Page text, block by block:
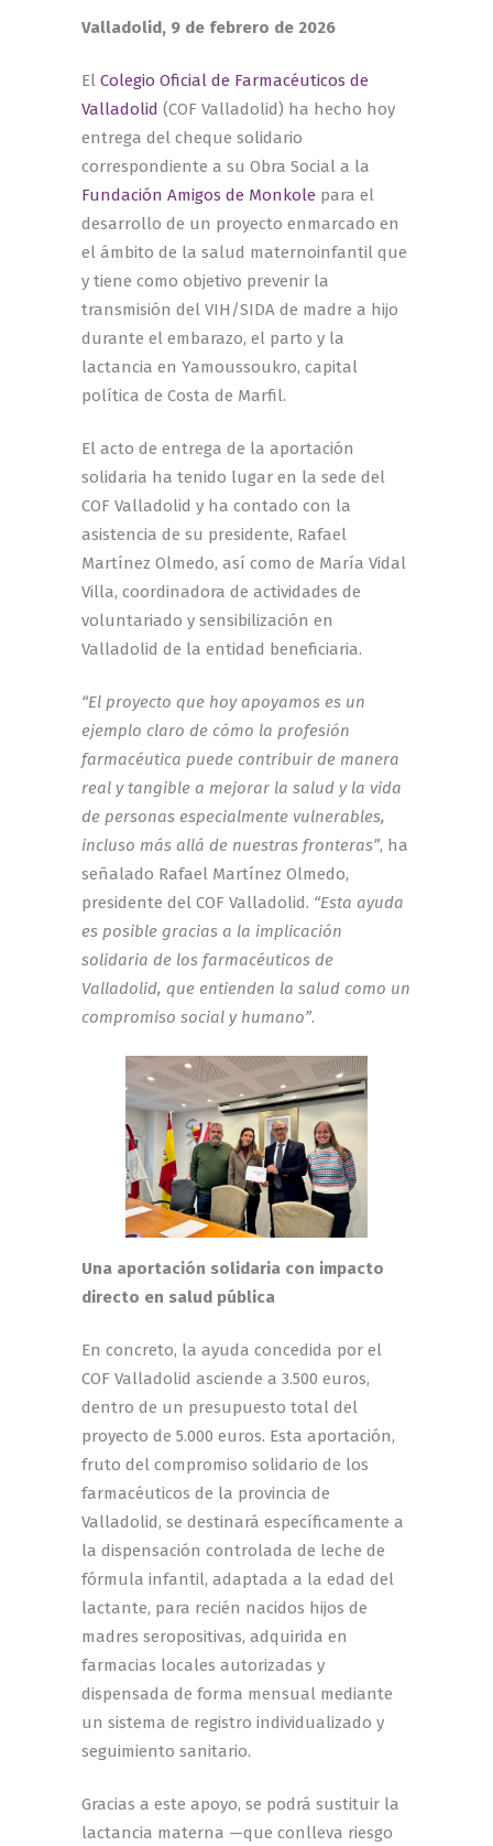
Valladolid, 9 de febrero de 2026
El Colegio Oficial de Farmacéuticos de
Valladolid (COF Valladolid) ha hecho hoy
entrega del cheque solidario
correspondiente a su Obra Social a la
Fundación Amigos de Monkole para el
desarrollo de un proyecto enmarcado en
el ámbito de la salud maternoinfantil que
y tiene como objetivo prevenir la
transmisión del VIH/SIDA de madre a hijo
durante el embarazo, el parto y la
lactancia en Yamoussoukro, capital
política de Costa de Marfil.
El acto de entrega de la aportación
solidaria ha tenido lugar en la sede del
COF Valladolid y ha contado con la
asistencia de su presidente, Rafael
Martínez Olmedo, así como de María Vidal
Villa, coordinadora de actividades de
voluntariado y sensibilización en
Valladolid de la entidad beneficiaria.
“El proyecto que hoy apoyamos es un
ejemplo claro de cómo la profesión
farmacéutica puede contribuir de manera
real y tangible a mejorar la salud y la vida
de personas especialmente vulnerables,
incluso más allá de nuestras fronteras”, ha
señalado Rafael Martínez Olmedo,
presidente del COF Valladolid. “Esta ayuda
es posible gracias a la implicación
solidaria de los farmacéuticos de
Valladolid, que entienden la salud como un
compromiso social y humano”.
Una aportación solidaria con impacto
directo en salud pública
En concreto, la ayuda concedida por el
COF Valladolid asciende a 3.500 euros,
dentro de un presupuesto total del
proyecto de 5.000 euros. Esta aportación,
fruto del compromiso solidario de los
farmacéuticos de la provincia de
Valladolid, se destinará específicamente a
la dispensación controlada de leche de
fórmula infantil, adaptada a la edad del
lactante, para recién nacidos hijos de
madres seropositivas, adquirida en
farmacias locales autorizadas y
dispensada de forma mensual mediante
un sistema de registro individualizado y
seguimiento sanitario.
Gracias a este apoyo, se podrá sustituir la
lactancia materna —que conlleva riesgo